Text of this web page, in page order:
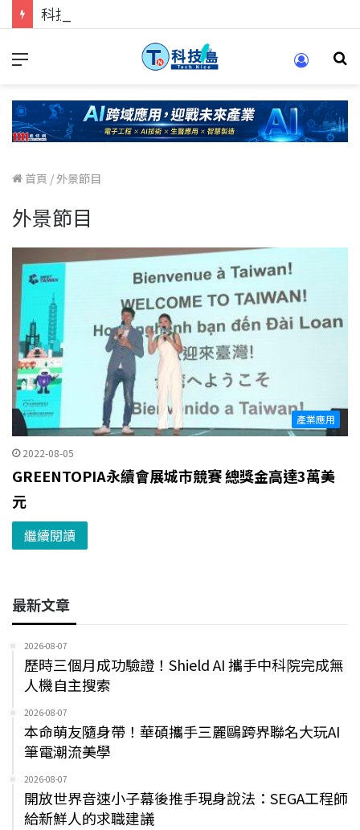
首頁 / 外景節目
外景節目
產業應用
2022-08-05
GREENTOPIA永續會展城市競賽 總獎金高達3萬美
元
繼續閱讀
最新文章
2026-08-07
歷時三個月成功驗證！Shield AI 攜手中科院完成無
人機自主搜索
2026-08-07
本命萌友隨身帶！華碩攜手三麗鷗跨界聯名大玩AI
筆電潮流美學
2026-08-07
開放世界音速小子幕後推手現身說法：SEGA工程師
給新鮮人的求職建議